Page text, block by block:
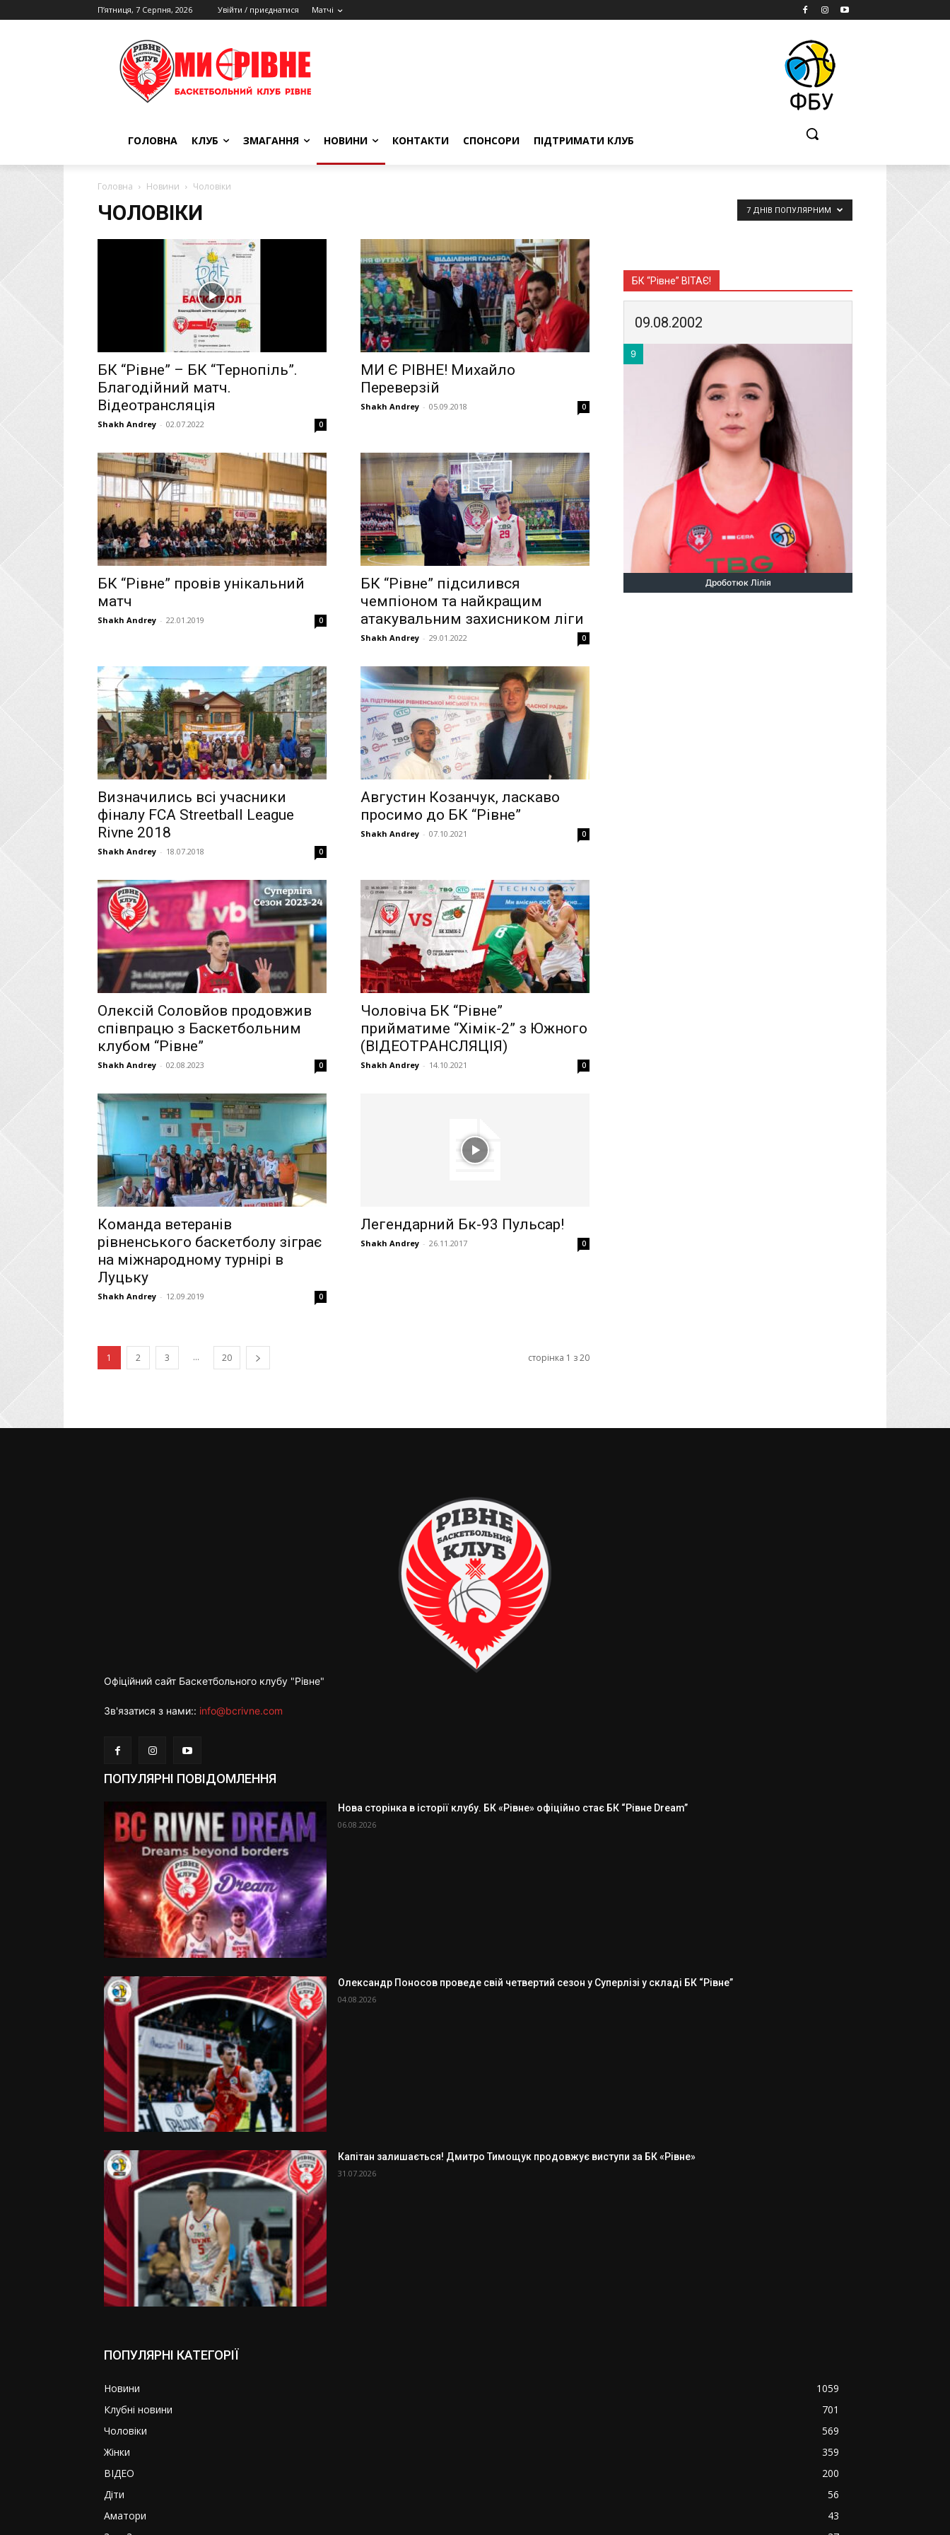
П’ятниця, 7 Серпня, 2026 Увійти / приєднатися Матчі
ГОЛОВНА КЛУБ ЗМАГАННЯ НОВИНИ КОНТАКТИ СПОНСОРИ ПІДТРИМАТИ КЛУБ
Головна Новини Чоловіки
ЧОЛОВІКИ 7 ДНІВ ПОПУЛЯРНИМ
БК “Рівне” – БК “Тернопіль”.
Благодійний матч.
Відеотрансляція
Shakh Andrey - 02.07.2022 0
МИ Є РІВНЕ! Михайло
Переверзій
Shakh Andrey - 05.09.2018 0
БК “Рівне” провів унікальний
матч
Shakh Andrey - 22.01.2019 0
БК “Рівне” підсилився
чемпіоном та найкращим
атакувальним захисником ліги
Shakh Andrey - 29.01.2022 0
Визначились всі учасники
фіналу FCA Streetball League
Rivne 2018
Shakh Andrey - 18.07.2018 0
Августин Козанчук, ласкаво
просимо до БК “Рівне”
Shakh Andrey - 07.10.2021 0
Олексій Соловйов продовжив
співпрацю з Баскетбольним
клубом “Рівне”
Shakh Andrey - 02.08.2023 0
Чоловіча БК “Рівне”
прийматиме “Хімік-2” з Южного
(ВІДЕОТРАНСЛЯЦІЯ)
Shakh Andrey - 14.10.2021 0
Команда ветеранів
рівненського баскетболу зіграє
на міжнародному турнірі в
Луцьку
Shakh Andrey - 12.09.2019 0
Легендарний Бк-93 Пульсар!
Shakh Andrey - 26.11.2017 0
1 2 3 ... 20 сторінка 1 з 20
БК “Рівне” ВІТАЄ!
09.08.2002
9
Дроботюк Лілія
Офіційний сайт Баскетбольного клубу "Рівне"
Зв'язатися з нами:: info@bcrivne.com
ПОПУЛЯРНІ ПОВІДОМЛЕННЯ
Нова сторінка в історії клубу. БК «Рівне» офіційно стає БК “Рівне Dream”
06.08.2026
Олександр Поносов проведе свій четвертий сезон у Суперлізі у складі БК “Рівне”
04.08.2026
Капітан залишається! Дмитро Тимощук продовжує виступи за БК «Рівне»
31.07.2026
ПОПУЛЯРНІ КАТЕГОРІЇ
Новини
1059
Клубні новини
701
Чоловіки
569
Жінки
359
ВІДЕО
200
Діти
56
Аматори
43